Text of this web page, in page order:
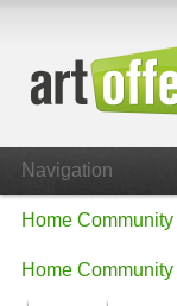
Navigation
Home Community
Home Community